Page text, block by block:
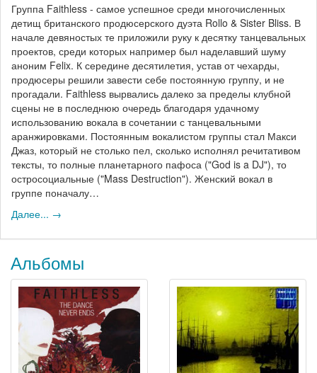
Группа Faithless - самое успешное среди многочисленных
детищ британского продюсерского дуэта Rollo & Sister Bliss. В
начале девяностых те приложили руку к десятку танцевальных
проектов, среди которых например был наделавший шуму
аноним Felix. К середине десятилетия, устав от чехарды,
продюсеры решили завести себе постоянную группу, и не
прогадали. Faithless вырвались далеко за пределы клубной
сцены не в последнюю очередь благодаря удачному
использованию вокала в сочетании с танцевальными
аранжировками. Постоянным вокалистом группы стал Макси
Джаз, который не столько пел, сколько исполнял речитативом
тексты, то полные планетарного пафоса ("God is a DJ"), то
остросоциальные ("Mass Destruction"). Женский вокал в
группе поначалу…
Далее... →
Альбомы